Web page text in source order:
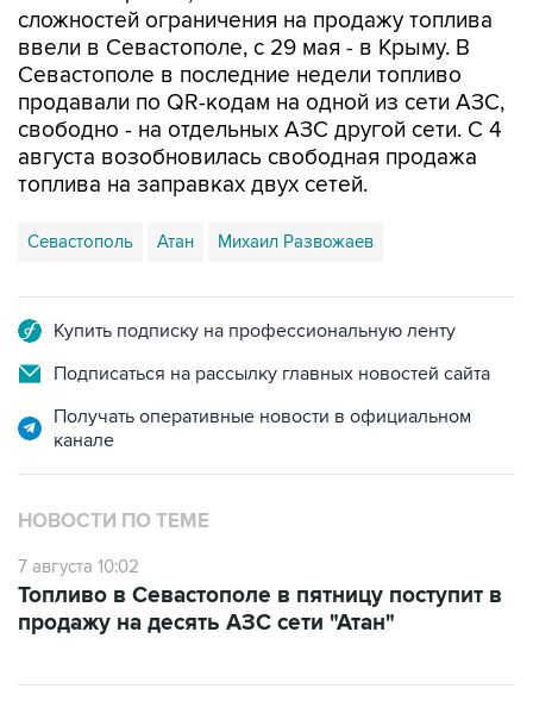
Севастополе в последние недели топливо
продавали по QR-кодам на одной из сети АЗС,
свободно - на отдельных АЗС другой сети. С 4
августа возобновилась свободная продажа
топлива на заправках двух сетей.
Севастополь Атан Михаил Развожаев
Подписаться на рассылку главных новостей сайта
Получать оперативные новости в официальном
НОВОСТИ ПО ТЕМЕ
7 августа 10:02
продажу на десять АЗС сети "Атан"